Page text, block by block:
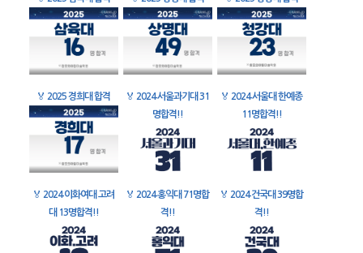
🏅 2025 경희대 합격 🏅 2024 서울과기대 31
명합격!!
🏅 2024 서울대 한예종
11명합격!!
🏅 2024 이화여대 고려
대 13명합격!!
🏅 2024 홍익대 71명합
격!!
🏅 2024 건국대 39명합
격!!